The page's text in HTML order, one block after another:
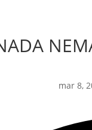
mar 8,